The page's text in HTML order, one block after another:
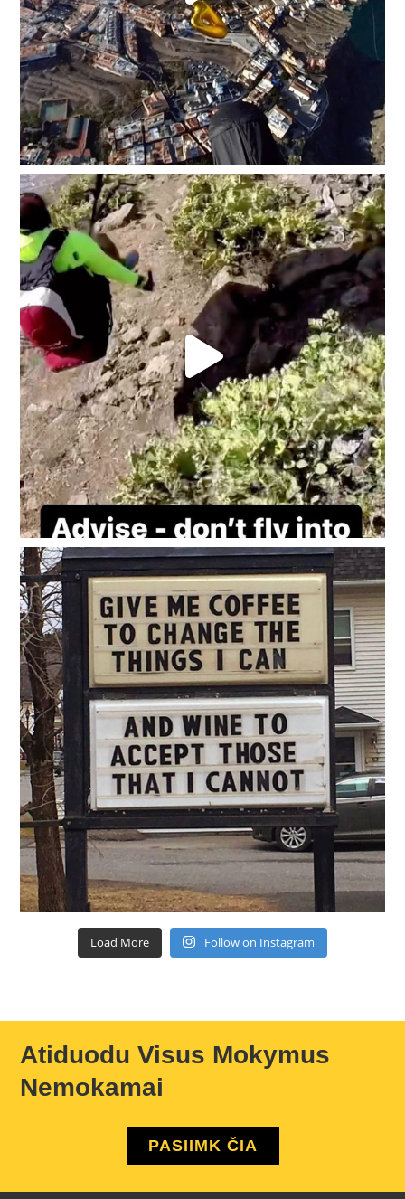
Load More Follow on Instagram
Atiduodu Visus Mokymus
Nemokamai
PASIIMK ČIA